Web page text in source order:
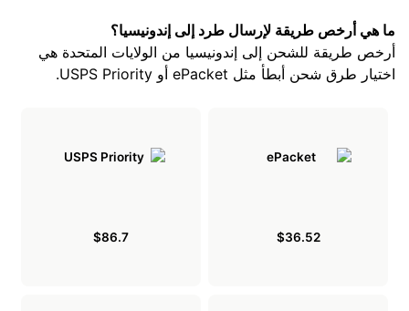
ما هي أرخص طريقة لإرسال طرد إلى إندونيسيا؟
أرخص طريقة للشحن إلى إندونيسيا من الولايات المتحدة هي
اختيار طرق شحن أبطأ مثل ePacket أو USPS Priority.
$36.52
$86.7